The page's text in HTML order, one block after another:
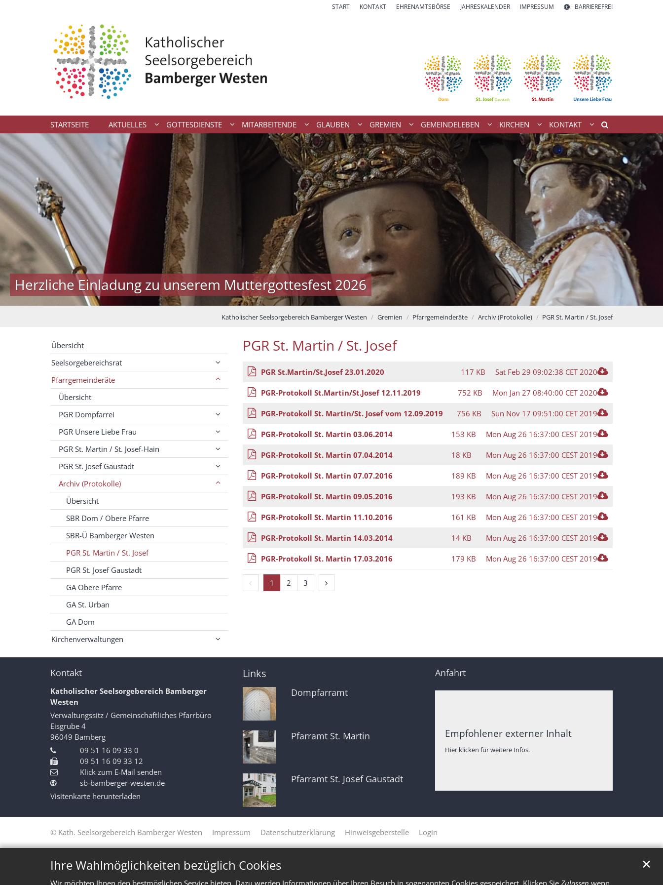
Ihre Wahlmöglichkeiten bezüglich Cookies
Wir möchten Ihnen den bestmöglichen Service bieten. Dazu werden Informationen über Ihren Besuch in sogenannten Cookies gespeichert. Klicken Sie Zulassen wenn
✕
START KONTAKT EHRENAMTSBÖRSE JAHRESKALENDER IMPRESSUM BARRIEREFREI
STARTSEITE AKTUELLES GOTTESDIENSTE MITARBEITENDE GLAUBEN GREMIEN GEMEINDELEBEN KIRCHEN KONTAKT
Herzliche Einladung zu unserem Muttergottesfest 2026
Katholischer Seelsorgebereich Bamberger Westen Gremien Pfarrgemeinderäte Archiv (Protokolle) PGR St. Martin / St. Josef
PGR St. Martin / St. Josef
PGR St.Martin/St.Josef 23.01.2020 117 KB Sat Feb 29 09:02:38 CET 2020
PGR-Protokoll St.Martin/St.Josef 12.11.2019 752 KB Mon Jan 27 08:40:00 CET 2020
PGR-Protokoll St. Martin/St. Josef vom 12.09.2019 756 KB Sun Nov 17 09:51:00 CET 2019
PGR-Protokoll St. Martin 03.06.2014 153 KB Mon Aug 26 16:37:00 CEST 2019
PGR-Protokoll St. Martin 07.04.2014 18 KB Mon Aug 26 16:37:00 CEST 2019
PGR-Protokoll St. Martin 07.07.2016 189 KB Mon Aug 26 16:37:00 CEST 2019
PGR-Protokoll St. Martin 09.05.2016 193 KB Mon Aug 26 16:37:00 CEST 2019
PGR-Protokoll St. Martin 11.10.2016 161 KB Mon Aug 26 16:37:00 CEST 2019
PGR-Protokoll St. Martin 14.03.2014 14 KB Mon Aug 26 16:37:00 CEST 2019
PGR-Protokoll St. Martin 17.03.2016 179 KB Mon Aug 26 16:37:00 CEST 2019
Vorherige Seite
1 2 3 Nächste Seite
Übersicht
Seelsorgebereichsrat
Pfarrgemeinderäte
Übersicht
PGR Dompfarrei
PGR Unsere Liebe Frau
PGR St. Martin / St. Josef-Hain
PGR St. Josef Gaustadt
Archiv (Protokolle)
Übersicht
SBR Dom / Obere Pfarre
SBR-Ü Bamberger Westen
PGR St. Martin / St. Josef
PGR St. Josef Gaustadt
GA Obere Pfarre
GA St. Urban
GA Dom
Kirchenverwaltungen
Kontakt
Katholischer Seelsorgebereich Bamberger
Westen
Verwaltungssitz / Gemeinschaftliches Pfarrbüro
Eisgrube 4
96049 Bamberg
09 51 16 09 33 0
09 51 16 09 33 12
Klick zum E-Mail senden
sb-bamberger-westen.de
Visitenkarte herunterladen
Links
Dompfarramt
Pfarramt St. Martin
Pfarramt St. Josef Gaustadt
Anfahrt
Empfohlener externer Inhalt
Hier klicken für weitere Infos.
© Kath. Seelsorgebereich Bamberger Westen Impressum Datenschutzerklärung Hinweisgeberstelle Login